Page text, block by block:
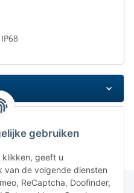
gebruiken
klikken, geeft u
van de volgende diensten
ReCaptcha, Doofinder,